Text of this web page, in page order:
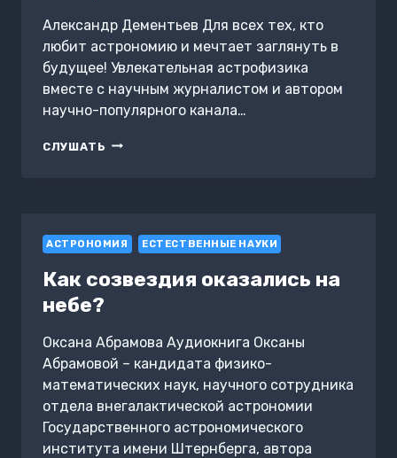
Александр Дементьев Для всех тех, кто
любит астрономию и мечтает заглянуть в
будущее! Увлекательная астрофизика
вместе с научным журналистом и автором
научно-популярного канала…
СЛУШАТЬ ПОПУЛЯРНАЯ
ИЗМЕРЕНИЕ
АСТРОНОМИЯ ЕСТЕСТВЕННЫЕ НАУКИ
Как созвездия оказались на
небе?
Оксана Абрамова Аудиокнига Оксаны
Абрамовой – кандидата физико-
математических наук, научного сотрудника
отдела внегалактической астрономии
Государственного астрономического
института имени Штернберга, автора